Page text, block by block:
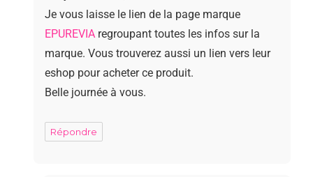
Je vous laisse le lien de la page marque
EPUREVIA regroupant toutes les infos sur la
marque. Vous trouverez aussi un lien vers leur
eshop pour acheter ce produit.
Belle journée à vous.
Répondre